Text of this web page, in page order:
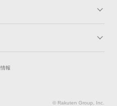
キャンペーン一覧
新車購入
報
© Rakuten Group, Inc.